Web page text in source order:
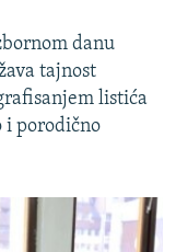
danu
tajnost
listića
i porodično